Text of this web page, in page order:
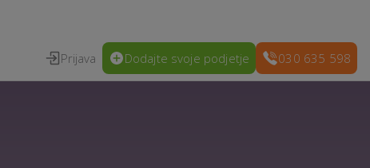
Prijava Dodajte svoje podjetje 030 635 598